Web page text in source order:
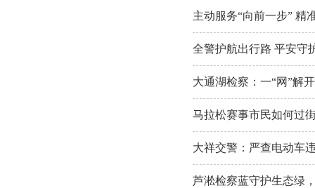
主动服务“向前一步” 精
全警护航出行路 平安守
大通湖检察：一“网”解
马拉松赛事市民如何过
大祥交警：严查电动车
芦淞检察蓝守护生态绿